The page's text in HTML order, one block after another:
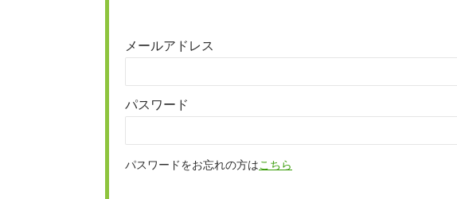
メールアドレス
パスワード
パスワードをお忘れの方はこちら